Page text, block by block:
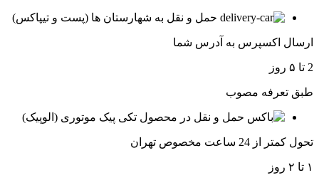
حمل و نقل به شهارستان ها (پست و تیپاکس)
ارسال اکسپرس به آدرس شما
2 تا ۵ روز
طبق تعرفه مصوب
پیک موتوری (الوپیک)
تحول کمتر از 24 ساعت مخصوص تهران
۱ تا ۲ روز